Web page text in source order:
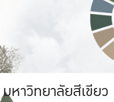
มหาวิทยาลัยสีเขียว